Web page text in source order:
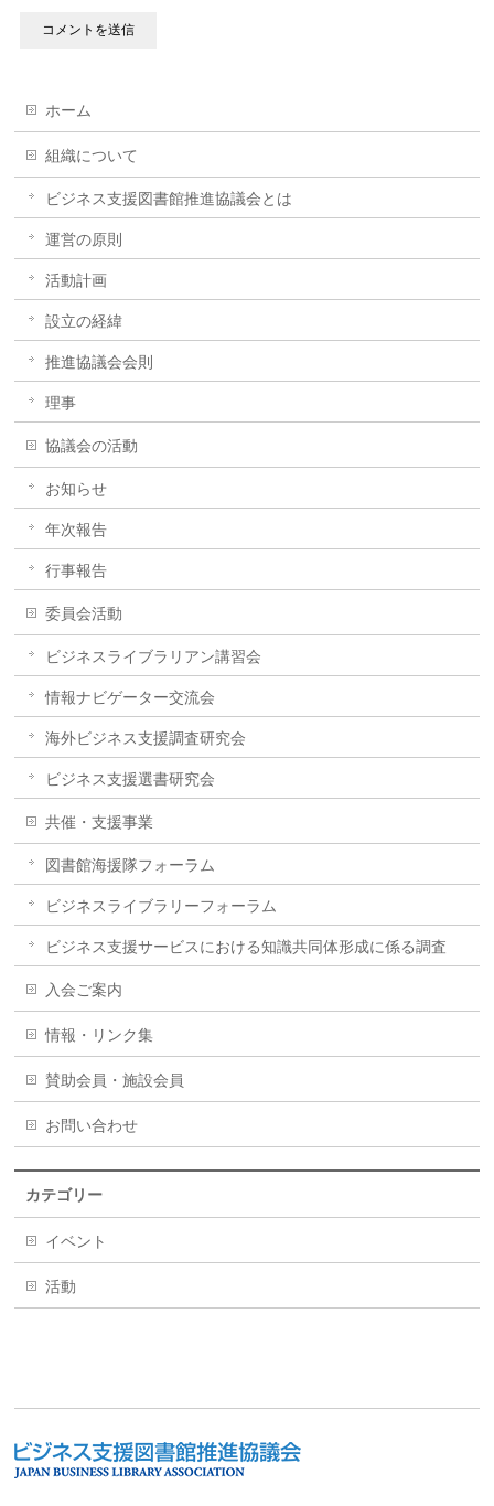
ホーム
組織について
ビジネス支援図書館推進協議会とは
運営の原則
活動計画
設立の経緯
推進協議会会則
理事
協議会の活動
お知らせ
年次報告
行事報告
委員会活動
ビジネスライブラリアン講習会
情報ナビゲーター交流会
海外ビジネス支援調査研究会
ビジネス支援選書研究会
共催・支援事業
図書館海援隊フォーラム
ビジネスライブラリーフォーラム
ビジネス支援サービスにおける知識共同体形成に係る調査
入会ご案内
情報・リンク集
賛助会員・施設会員
お問い合わせ
カテゴリー
イベント
活動